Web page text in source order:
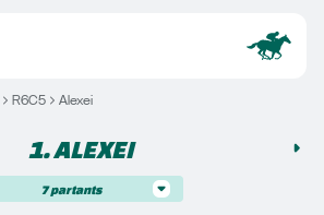
R6C5 Alexei
1. ALEXEI
7 partants